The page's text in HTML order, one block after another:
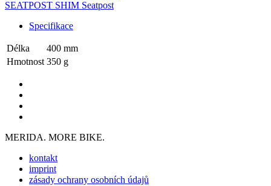
SEATPOST SHIM Seatpost
Specifikace
Délka
400 mm
Hmotnost 350 g
MERIDA. MORE BIKE.
kontakt
imprint
zásady ochrany osobních údajů